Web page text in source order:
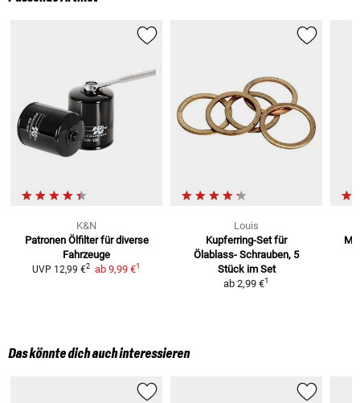
K&N
Patronen Ölfilter für diverse
Fahrzeuge
UVP 12,99 €2 ab 9,99 €1
Louis
Kupferring-Set für
Ölablass- Schrauben, 5
Stück im Set
ab 2,99 €1
Das könnte dich auch interessieren